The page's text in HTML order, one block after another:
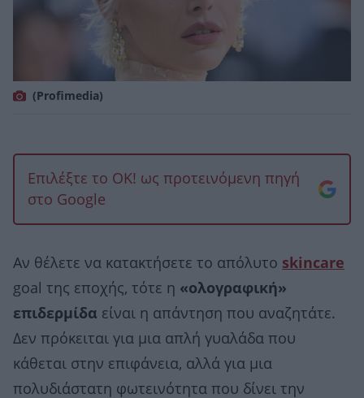
(Profimedia)
Επιλέξτε το OK! ως προτεινόμενη πηγή
στο Google
Αν θέλετε να κατακτήσετε το απόλυτο skincare
goal της εποχής, τότε η «ολογραφική»
επιδερμίδα είναι η απάντηση που αναζητάτε.
Δεν πρόκειται για μια απλή γυαλάδα που
κάθεται στην επιφάνεια, αλλά για μια
πολυδιάστατη φωτεινότητα που δίνει την